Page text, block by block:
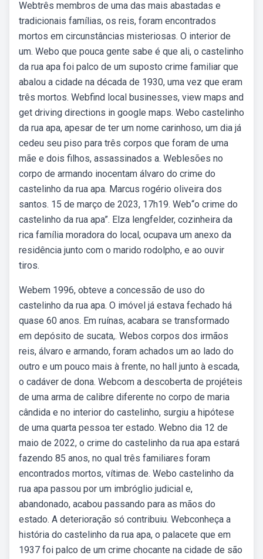
Webtrês membros de uma das mais abastadas e
tradicionais famílias, os reis, foram encontrados
mortos em circunstâncias misteriosas. O interior de
um. Webo que pouca gente sabe é que ali, o castelinho
da rua apa foi palco de um suposto crime familiar que
abalou a cidade na década de 1930, uma vez que eram
três mortos. Webfind local businesses, view maps and
get driving directions in google maps. Webo castelinho
da rua apa, apesar de ter um nome carinhoso, um dia já
cedeu seu piso para três corpos que foram de uma
mãe e dois filhos, assassinados a. Weblesões no
corpo de armando inocentam álvaro do crime do
castelinho da rua apa. Marcus rogério oliveira dos
santos. 15 de março de 2023, 17h19. Web“o crime do
castelinho da rua apa”. Elza lengfelder, cozinheira da
rica família moradora do local, ocupava um anexo da
residência junto com o marido rodolpho, e ao ouvir
tiros.
Webem 1996, obteve a concessão de uso do
castelinho da rua apa. O imóvel já estava fechado há
quase 60 anos. Em ruínas, acabara se transformado
em depósito de sucata,. Webos corpos dos irmãos
reis, álvaro e armando, foram achados um ao lado do
outro e um pouco mais à frente, no hall junto à escada,
o cadáver de dona. Webcom a descoberta de projéteis
de uma arma de calibre diferente no corpo de maria
cândida e no interior do castelinho, surgiu a hipótese
de uma quarta pessoa ter estado. Webno dia 12 de
maio de 2022, o crime do castelinho da rua apa estará
fazendo 85 anos, no qual três familiares foram
encontrados mortos, vítimas de. Webo castelinho da
rua apa passou por um imbróglio judicial e,
abandonado, acabou passando para as mãos do
estado. A deterioração só contribuiu. Webconheça a
história do castelinho da rua apa, o palacete que em
1937 foi palco de um crime chocante na cidade de são